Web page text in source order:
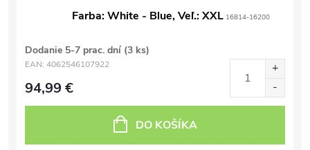
Farba: White - Blue, Veľ.: XXL 16814-16200
Dodanie 5-7 prac. dní (3 ks)
EAN: 4062546107922
94,99 €
DO KOŠÍKA